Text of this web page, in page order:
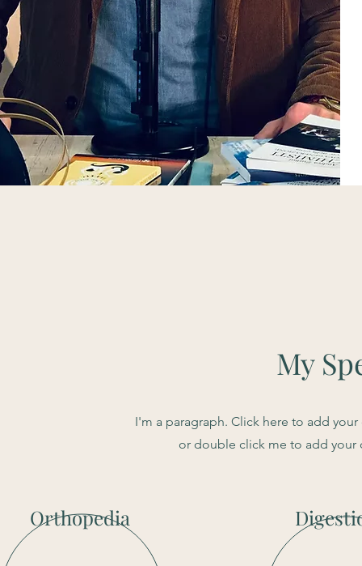
My
I'm a paragraph. Click here to add your
or double click me to add
Orthopedia